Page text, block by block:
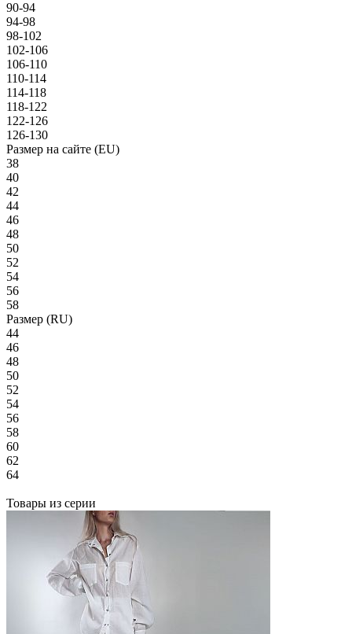
90-94
94-98
98-102
102-106
106-110
110-114
114-118
118-122
122-126
126-130
Размер на сайте (EU)
38
40
42
44
46
48
50
52
54
56
58
Размер (RU)
44
46
48
50
52
54
56
58
60
62
64
Товары из серии